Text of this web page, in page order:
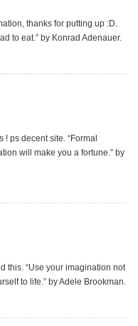
thanks for putting up :D.
to eat.” by Konrad Adenauer.
ps decent site. “Formal
will make you a fortune.” by
this. “Use your imagination not
to life.” by Adele Brookman.